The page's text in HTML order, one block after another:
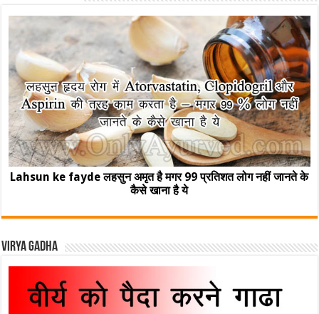
Lahsun ke fayde लहसुन अमृत है मगर 99 प्रतिशत लोग नहीं जानते के
कैसे खाना है ये
Virya Gadha